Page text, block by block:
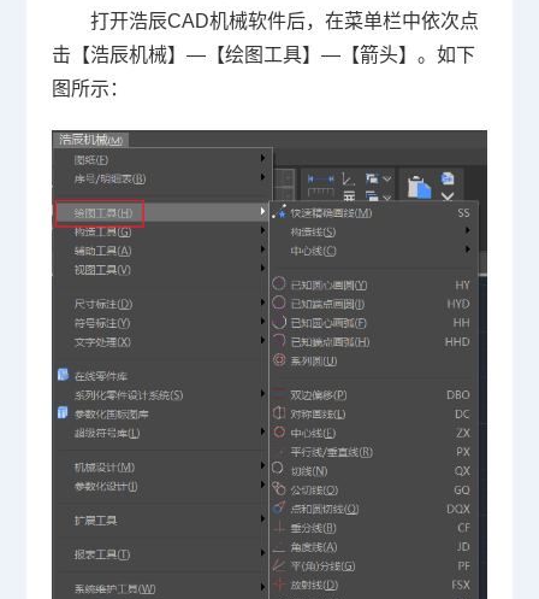
打开浩辰CAD机械软件后，在菜单栏中依次点
击【浩辰机械】—【绘图工具】—【箭头】。如下
图所示：